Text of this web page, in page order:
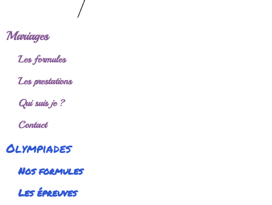
Mariages
Les formules
Les prestations
Qui suis je ?
Contact
Olympiades
Nos formules
Les épreuves